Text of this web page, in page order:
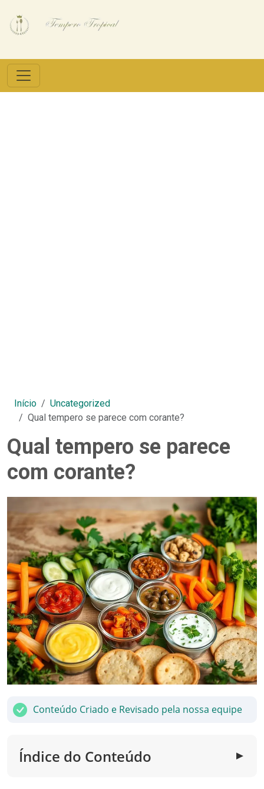
Início
Uncategorized
Qual tempero se parece com corante?
Qual tempero se parece
com corante?
Conteúdo Criado e Revisado pela nossa equipe
Índice do Conteúdo ▼